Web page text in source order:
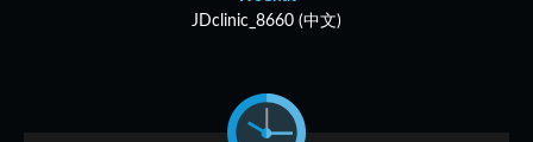
JDclinic_8660 (中文)